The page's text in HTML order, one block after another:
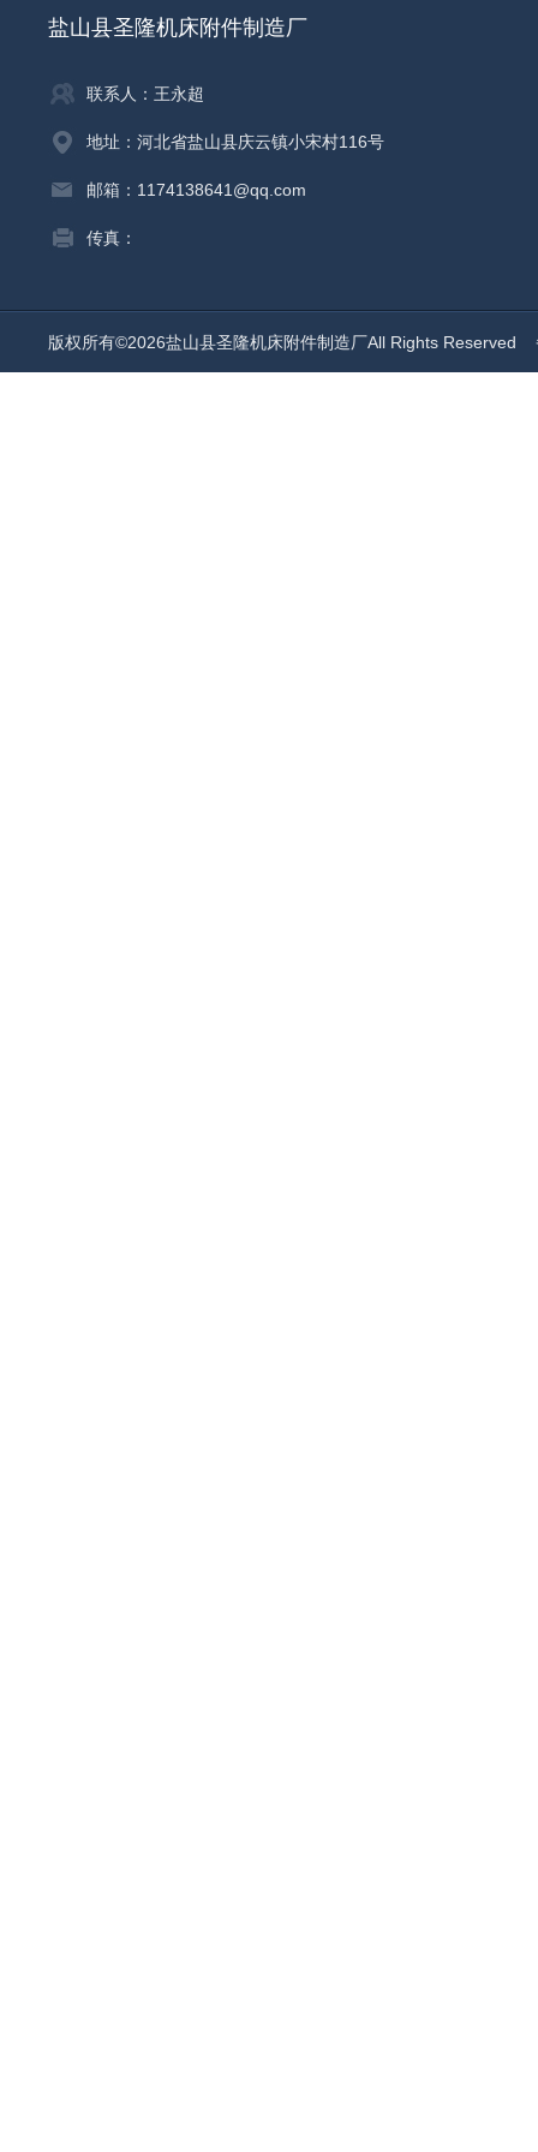
盐山县圣隆机床附件制造厂
联系人：王永超
地址：河北省盐山县庆云镇小宋村116号
邮箱：1174138641@qq.com
传真：
版权所有©2026盐山县圣隆机床附件制造厂All Rights Reserved